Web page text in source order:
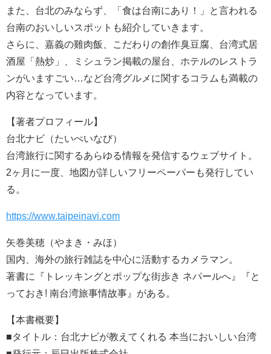
また、台北のみならず、「食は台南にあり！」と言われる
台南のおいしいスポットも紹介していきます。
さらに、嘉義の雞肉飯、こだわりの創作臭豆腐、台湾式居
酒屋「熱炒」、ミシュラン掲載の屋台、ホテルのレストラ
ンがいますごい…など台湾グルメに関するコラムも満載の
内容となっています。
【著者プロフィール】
台北ナビ（たいぺいなび）
台湾旅行に関するあらゆる情報を発信するウェブサイト。
2ヶ月に一度、地図が詳しいフリーペーパーも発行してい
る。
https://www.taipeinavi.com
矢巻美穂（やまき・みほ）
国内、海外の旅行雑誌を中心に活動するカメラマン。
著書に『トレッキングとポップな街歩き ネパールへ』『と
っておき! 南台湾旅事情故事』がある。
【本書概要】
■タイトル：台北ナビが教えてくれる 本当においしい台湾